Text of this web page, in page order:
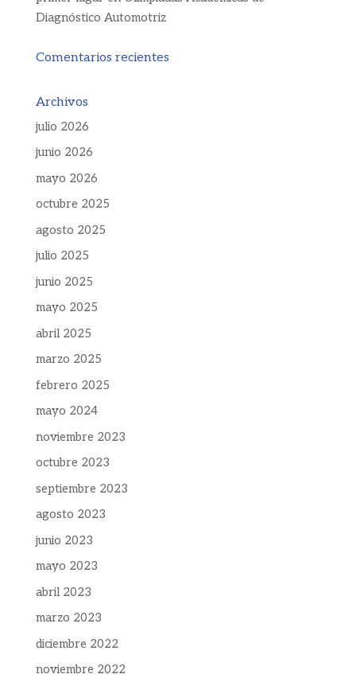
Diagnóstico Automotriz
Comentarios recientes
Archivos
julio 2026
junio 2026
mayo 2026
octubre 2025
agosto 2025
julio 2025
junio 2025
mayo 2025
abril 2025
marzo 2025
febrero 2025
mayo 2024
noviembre 2023
octubre 2023
septiembre 2023
agosto 2023
junio 2023
mayo 2023
abril 2023
marzo 2023
diciembre 2022
noviembre 2022